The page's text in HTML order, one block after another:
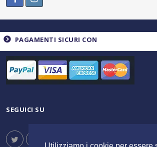
PAGAMENTI SICURI CON
SEGUICI SU